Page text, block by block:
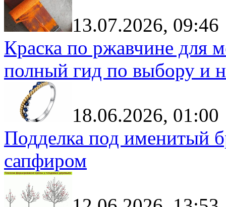
13.07.2026, 09:46
Краска по ржавчине для
полный гид по выбору и
18.06.2026, 01:00
Подделка под именитый
сапфиром